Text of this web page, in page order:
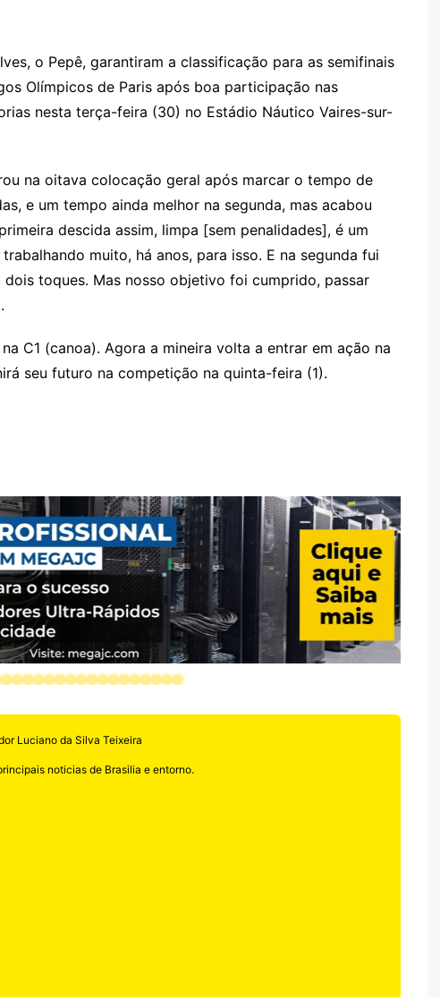
l
gl
e
Cl
s
sr
o
o
m
s
e
n
er
s
a
g
o
k.
c
m
p
e
o
o
M
l
a
d
s
l
e
o Pepê, garantiram a classificação para as semifinais
Olímpicos de Paris após boa participação nas
nesta terça-feira (30) no Estádio Náutico Vaires-sur-
na oitava colocação geral após marcar o tempo de
e um tempo ainda melhor na segunda, mas acabou
descida assim, limpa [sem penalidades], é um
muito, há anos, para isso. E na segunda fui
toques. Mas nosso objetivo foi cumprido, passar
C1 (canoa). Agora a mineira volta a entrar em ação na
seu futuro na competição na quinta-feira (1).
Luciano da Silva Teixeira
noticias de Brasilia e entorno.